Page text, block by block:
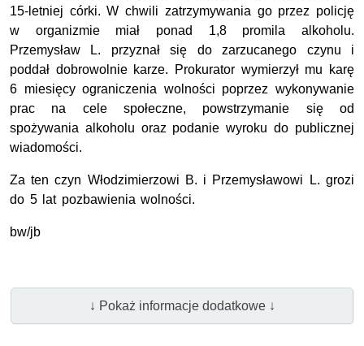
15-letniej córki. W chwili zatrzymywania go przez policję
w organizmie miał ponad 1,8 promila alkoholu.
Przemysław L. przyznał się do zarzucanego czynu i
poddał dobrowolnie karze. Prokurator wymierzył mu karę
6 miesięcy ograniczenia wolności poprzez wykonywanie
prac na cele społeczne, powstrzymanie się od
spożywania alkoholu oraz podanie wyroku do publicznej
wiadomości.
Za ten czyn Włodzimierzowi B. i Przemysławowi L. grozi
do 5 lat pozbawienia wolności.
bw/jb
↓ Pokaż informacje dodatkowe ↓